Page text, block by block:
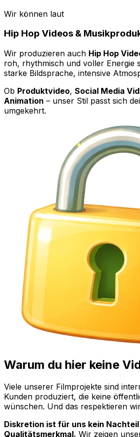
Wir können laut
Hip Hop Videos &
Wir produzieren auch Hip Hop
roh, rhythmisch und voller Energie
starke Bildsprache, intensive
Ob Produktvideo, Social Media
Animation – unser Stil passt sich
umgekehrt.
Warum du hier keine
Viele unserer Filmprojekte sind
Kunden produziert, die keine
wünschen. Und das respektieren
Diskretion ist für uns kein Nachteil
Qualitätsmerkmal. Wir zeigen